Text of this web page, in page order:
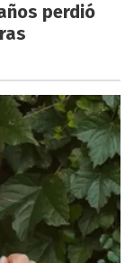
perdió